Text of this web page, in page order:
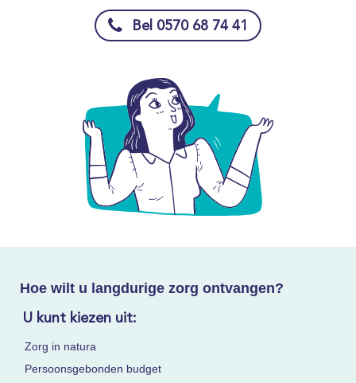
Bel 0570 68 74 41
Hoe wilt u langdurige zorg ontvangen?
U kunt kiezen uit:
Zorg in natura
Persoonsgebonden budget